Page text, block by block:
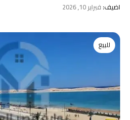
اضيف:فبراير 10, 2026
للبيع